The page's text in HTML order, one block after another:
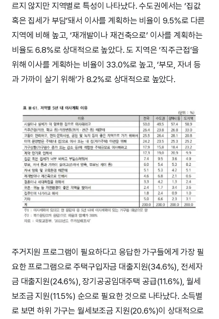
르지 않지만 지역별로 특성이 나타났다. 수도권에서는 ‘집값
혹은 집세가 부담’돼서 이사를 계획하는 비율이 9.5%로 다른
지역에 비해 높고, ‘재개발이나 재건축으로’ 이사를 계획하는
비율도 6.8%로 상대적으로 높았다. 도 지역은 ‘직주근접’을
위해 이사를 게획하는 비율이 33.0%로 높고, ‘부모, 자녀 등
과 가까이 살기 위해’가 8.2%로 상대적으로 높았다.
주거지원 프로그램이 필요하다고 응답한 가구들에게 가장 필
요한 프로그램으로 주택구입자금 대출지원(34.6%), 전세자
금 대출지원(24.6%), 장기공공임대주택 공급(11.6%), 월세
보조금 지원(11.5%) 순으로 필요한 것으로 나타났다. 소득별
로 보면 하위 가구는 월세보조금 지원(20.6%)이 상대적으로